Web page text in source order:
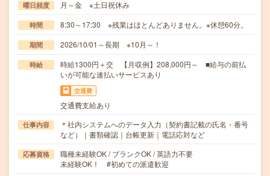
曜日頻度 月～金 ※土日祝休み
時間 8:30～17:30 ※残業はほとんどありません。※休憩60分。
期間 2026/10/01～長期 ※10月～！
時給
時給1300円＋交 【月収例】208,000円～ ■給与の前払
いが可能な速払いサービスあり
交通費
交通費支給あり
仕事内容
＊社内システムへのデータ入力（契約書記載の氏名・番号
など）｜書類確認｜台帳更新｜電話応対など
応募資格
職種未経験OK / ブランクOK / 英語力不要
未経験OK！ #初めての派遣歓迎